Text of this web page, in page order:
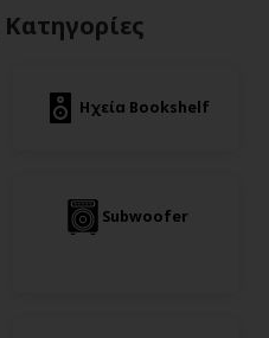
Ηχεία Bookshelf
Subwoofer